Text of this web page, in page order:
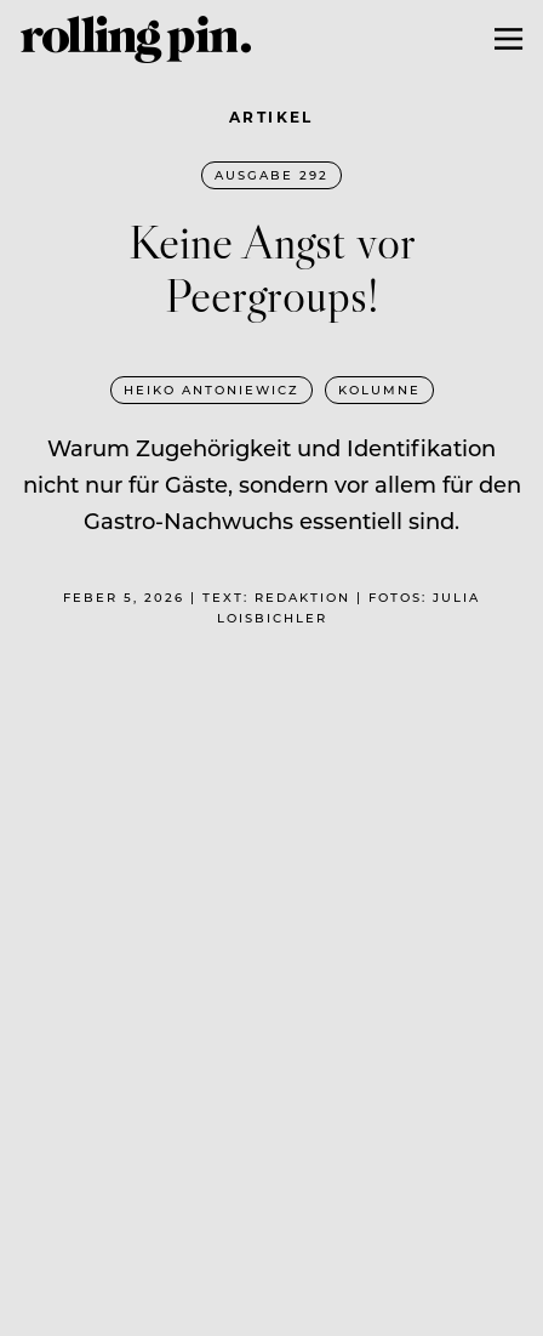
ARTIKEL
AUSGABE 292
Keine Angst vor
Peergroups!
HEIKO ANTONIEWICZ KOLUMNE
Warum Zugehörigkeit und Identifikation
nicht nur für Gäste, sondern vor allem für den
Gastro-Nachwuchs essentiell sind.
FEBER 5, 2026 | TEXT: REDAKTION | FOTOS: JULIA
LOISBICHLER